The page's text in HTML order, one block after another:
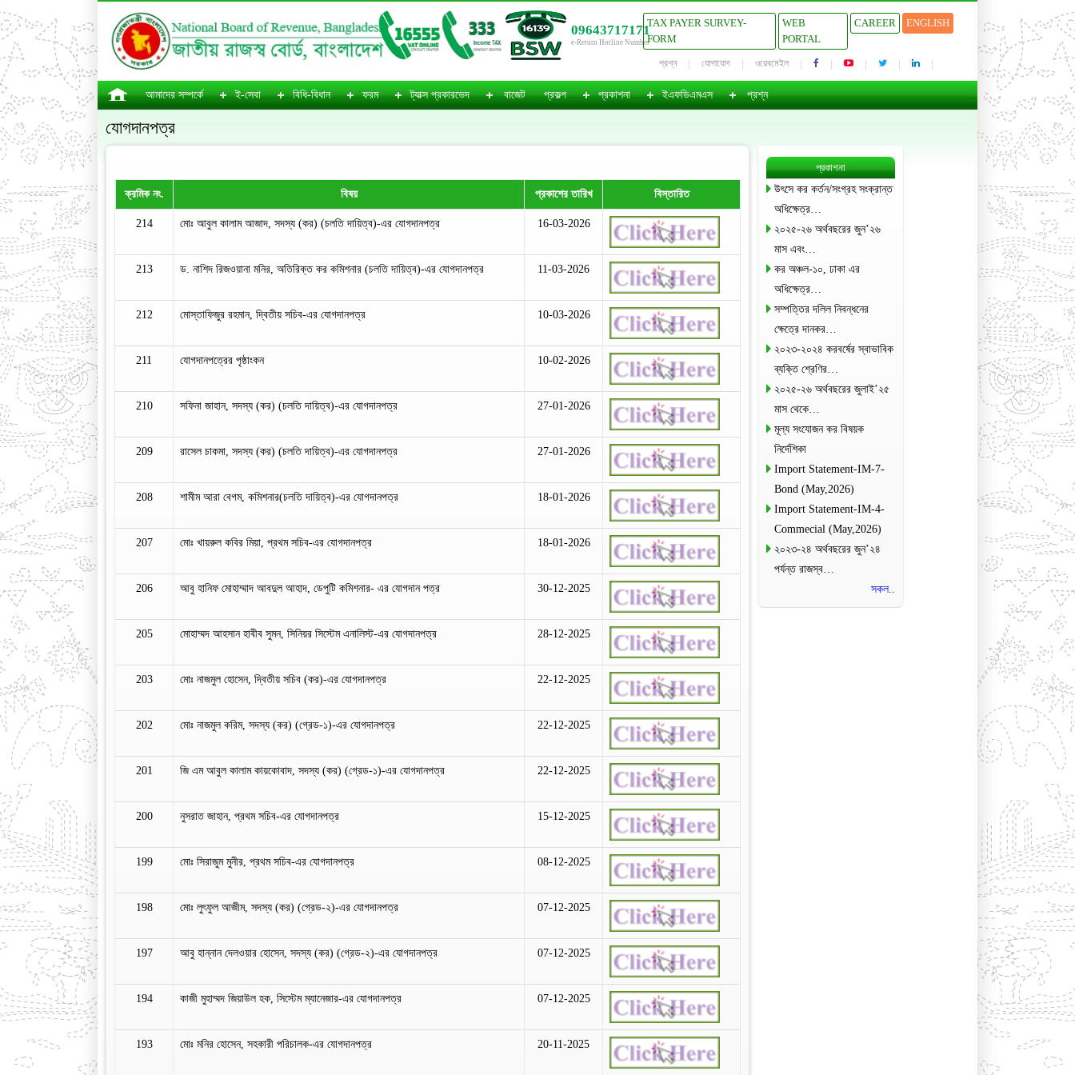
09643717171
e-Return Hotline Number
TAX PAYER SURVEY-
FORM
WEB
PORTAL
CAREER ENGLISH
প্রশ্ন যোগাযোগ ওয়েবমেইল
আমাদের সম্পর্কে ই-সেবা বিধি-বিধান ফরম ট্যাক্স প্রকারভেদ বাজেট প্রকল্প প্রকাশনা ইএফডিএমএস প্রশ্ন
যোগদানপত্র
ক্রমিক নং. বিষয় প্রকাশের তারিখ বিস্তারিত
214 মোঃ আবুল কালাম আজাদ, সদস্য (কর) (চলতি দায়িত্ব)-এর যোগদানপত্র 16-03-2026
213 ড. নাশিদ রিজওয়ানা মনির, অতিরিক্ত কর কমিশনার (চলতি দায়িত্ব)-এর যোগদানপত্র 11-03-2026
212 মোস্তাফিজুর রহমান, দ্বিতীয় সচিব-এর যোগদানপত্র 10-03-2026
211 যোগদানপত্রের পৃষ্ঠাংকন 10-02-2026
210 সফিনা জাহান, সদস্য (কর) (চলতি দায়িত্ব)-এর যোগদানপত্র 27-01-2026
209 রাসেল চাকমা, সদস্য (কর) (চলতি দায়িত্ব)-এর যোগদানপত্র 27-01-2026
208 শামীম আরা বেগম, কমিশনার(চলতি দায়িত্ব)-এর যোগদানপত্র 18-01-2026
207 মোঃ খায়রুল কবির মিয়া, প্রথম সচিব-এর যোগদানপত্র 18-01-2026
206 আবু হানিফ মোহাম্মাদ আবদুল আহাদ, ডেপুটি কমিশনার- এর যোগদান পত্র 30-12-2025
205 মোহাম্মদ আহসান হাবীব সুমন, সিনিয়র সিস্টেম এনালিস্ট-এর যোগদানপত্র 28-12-2025
203 মোঃ নাজমুল হোসেন, দ্বিতীয় সচিব (কর)-এর যোগদানপত্র 22-12-2025
202 মোঃ নাজমুল করিম, সদস্য (কর) (গ্রেড-১)-এর যোগদানপত্র 22-12-2025
201 জি এম আবুল কালাম কায়কোবাদ, সদস্য (কর) (গ্রেড-১)-এর যোগদানপত্র 22-12-2025
200 নুসরাত জাহান, প্রথম সচিব-এর যোগদানপত্র 15-12-2025
199 মোঃ সিরাজুম মুনীর, প্রথম সচিব-এর যোগদানপত্র 08-12-2025
198 মোঃ লুৎফুল আজীম, সদস্য (কর) (গ্রেড-২)-এর যোগদানপত্র 07-12-2025
197 আবু হান্নান দেলওয়ার হোসেন, সদস্য (কর) (গ্রেড-২)-এর যোগদানপত্র 07-12-2025
194 কাজী মুহাম্মদ জিয়াউল হক, সিস্টেম ম্যানেজার-এর যোগদানপত্র 07-12-2025
193 মোঃ মনির হোসেন, সহকারী পরিচালক-এর যোগদানপত্র 20-11-2025
প্রকাশনা
উৎসে কর কর্তন/সংগ্রহ সংক্রান্ত
অধিক্ষেত্র…
২০২৫-২৬ অর্থবছরের জুন’২৬
মাস এবং…
কর অঞ্চল-১০, ঢাকা এর
অধিক্ষেত্র…
সম্পত্তির দলিল নিবন্ধনের
ক্ষেত্রে দানকর…
২০২৩-২০২৪ করবর্ষের স্বাভাবিক
ব্যক্তি শ্রেণির…
২০২৫-২৬ অর্থবছরের জুলাই’২৫
মাস থেকে…
মূল্য সংযোজন কর বিষয়ক
নির্দেশিকা
Import Statement-IM-7-
Bond (May,2026)
Import Statement-IM-4-
Commecial (May,2026)
২০২৩-২৪ অর্থবছরের জুন’২৪
পর্যন্ত রাজস্ব…
সকল..